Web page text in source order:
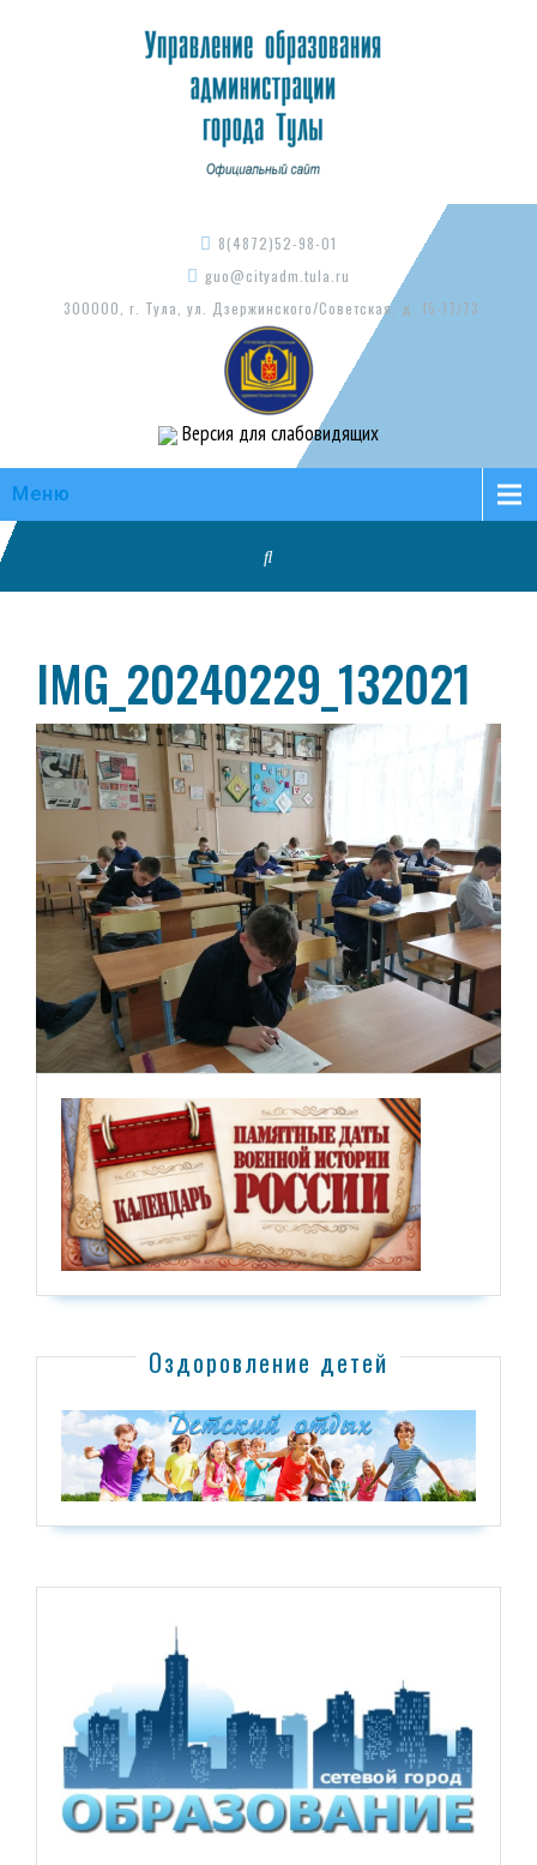
8(4872)52-98-01
guo@cityadm.tula.ru
300000, г. Тула, ул. Дзержинского/Советская, д. 15-17/73
Версия для слабовидящих
Меню
IMG_20240229_132021
Оздоровление детей